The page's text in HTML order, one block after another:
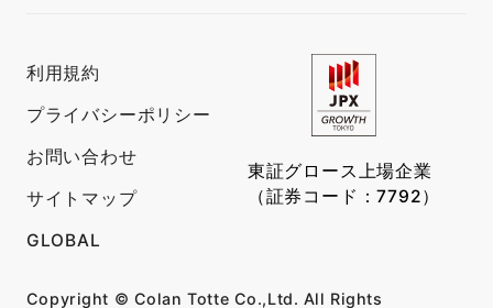
利用規約
プライバシーポリシー
お問い合わせ
サイトマップ
GLOBAL
Copyright © Colan Totte Co.,Ltd. All Rights
東証グロース上場企業
（証券コード：7792）